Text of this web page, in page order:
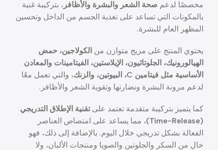
مخصصًا لدعم صحة الشعر والبشرة والأظافر ، بتركيبة غنية
بالمكونات التي تساعد على تغذية الجسم من الداخل وتحسين
المظهر العام للبشرة.
يحتوي المنتج على مزيج متوازن من الكولاجين، حمض
الهيالورونيك، الجلوتاثيون، الإيلاستين، الفيتامينات والمعادن
الأساسية مثل فيتامين C، البيوتين، والزنك
، والتي تعمل معًا
لدعم مرونة البشرة ونضارتها وتقوية الشعر والأظافر.
كما يتميز بتركيبة متقدمة تعتمد علىتقنية الإطلاق التدريجي
(Time-Release)
، مما يساعد على امتصاص العناصر
الفعالة بشكل تدريجي خلال اليوم. بالإضافة إلى ذلك، فهو
خالٍ من السكر والجلوتين والصويا ومنتجات الألبان، ولا